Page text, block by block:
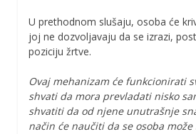
U prethodnom slušaju, osoba će
joj ne dozvoljavaju da se izrazi,
poziciju žrtve.
Ovaj mehanizam će funkcionirati
shvati da mora prevladati nisko
shvatiti da od njene unutrašnje
način će naučiti da se osoba